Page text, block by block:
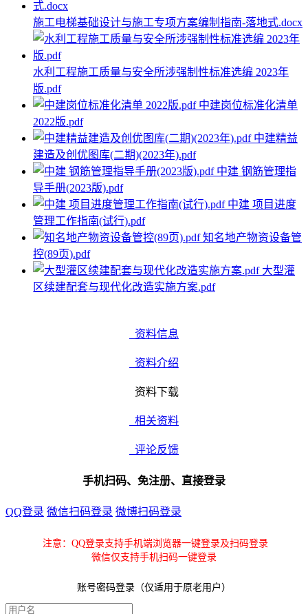
施工电梯基础设计与施工专项方案编制指南-落地式.docx
水利工程施工质量与安全所涉强制性标准选编 2023年
版.pdf
中建岗位标准化清单
2022版.pdf
中建精益
建造及创优图库(二期)(2023年).pdf
中建 钢筋管理指
导手册(2023版).pdf
中建 项目进度
管理工作指南(试行).pdf
知名地产物资设备管
控(89页).pdf
大型灌
区续建配套与现代化改造实施方案.pdf
资料信息
资料介绍
资料下载
相关资料
评论反馈
手机扫码、免注册、直接登录
QQ登录 微信扫码登录 微博扫码登录
注意：QQ登录支持手机端浏览器一键登录及扫码登录
微信仅支持手机扫码一键登录
账号密码登录（仅适用于原老用户）